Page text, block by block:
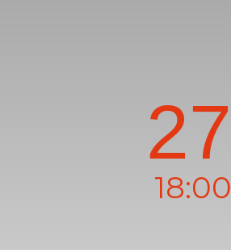
27.06
18:00 - 23:00